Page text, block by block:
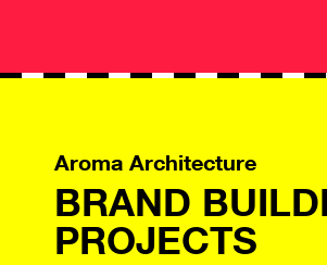
Aroma Architecture
BRAND
PROJECTS